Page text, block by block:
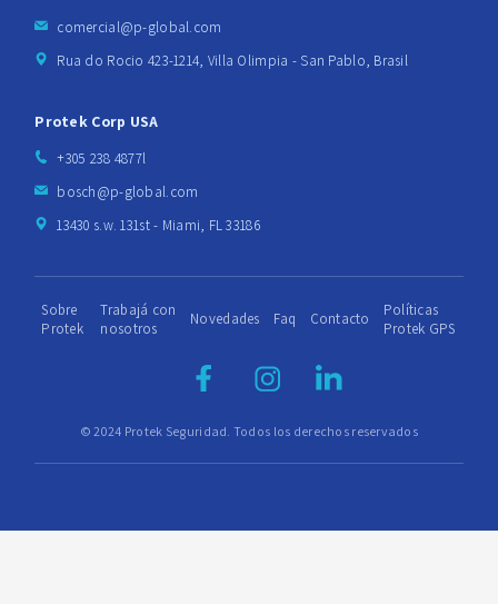
comercial@p-global.com
Rua do Rocio 423-1214, Villa Olimpia - San Pablo, Brasil
Protek Corp USA
+305 238 4877l
bosch@p-global.com
13430 s.w. 131st - Miami, FL 33186
© 2024 Protek Seguridad. Todos los derechos reservados
Sobre
Protek
Trabajá con
nosotros
Novedades Faq Contacto
Políticas
Protek GPS